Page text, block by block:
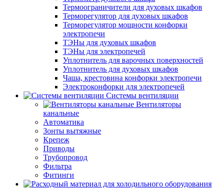
Термоограничители для духовых шкафов
Терморегулятор для духовых шкафов
Терморегулятор мощности конфорки
электропечи
ТЭНы для духовых шкафов
ТЭНы для электропечей
Уплотнитель для варочных поверхностей
Уплотнитель для духовых шкафов
Чаша, крестовина конфорки электропечи
Электроконфорки для электропечей
Системы вентиляции
Вентиляторы
канальные
Автоматика
Зонты вытяжные
Крепеж
Приводы
Трубопровод
Фильтра
Фитинги